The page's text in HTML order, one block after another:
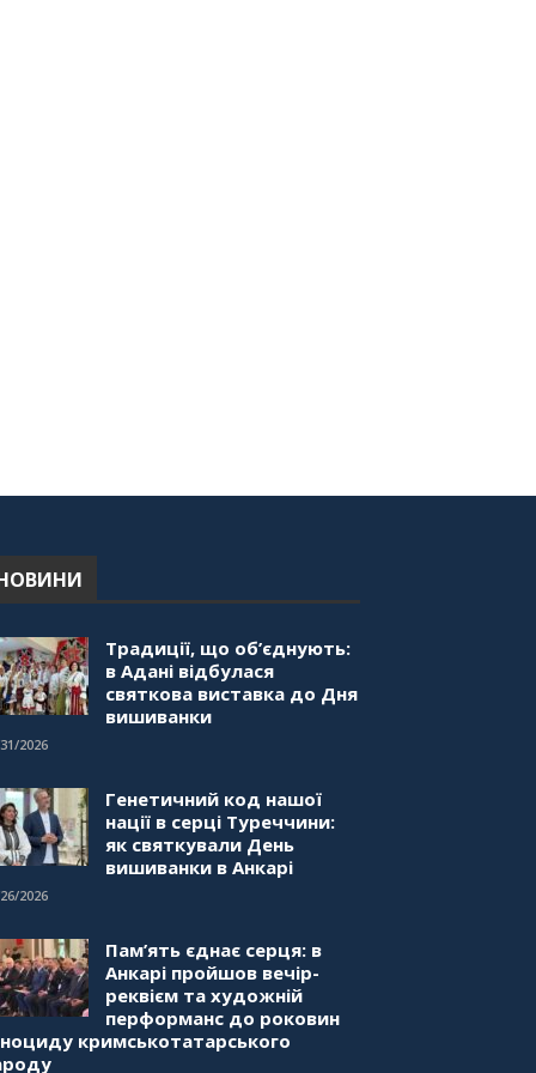
5. Благополуччя в
українсько-турецьких сім'ях
01:23:59
Туреччини
"Дзеркало діаспори". Випуск
"Дзеркало діаспори", Випуск
2, Як вивчити турецьку мову:
нюанси та поради
57:18
Традиції, що об’єднують:
в Адані відбулася
святкова виставка до Дня
вишиванки
2026
Генетичний код нашої
нації в серці Туреччини:
як святкували День
вишиванки в Анкарі
2026
Пам’ять єднає серця: в
Анкарі пройшов вечір-
реквієм та художній
перформанс до роковин
кримськотатарського